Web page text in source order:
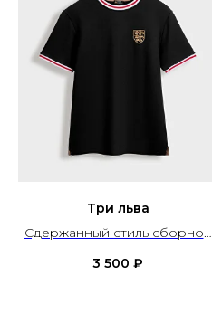
Три льва
Сдержанный стиль сборной
3 500 ₽